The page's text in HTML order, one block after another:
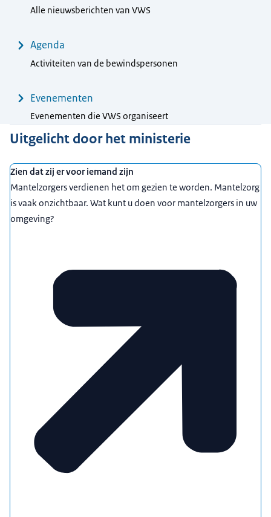
Alle nieuwsberichten van VWS
Agenda
Activiteiten van de bewindspersonen
Evenementen
Evenementen die VWS organiseert
Uitgelicht door het ministerie
Zien dat zij er voor iemand zijn
Mantelzorgers verdienen het om gezien te worden. Mantelzorg
is vaak onzichtbaar. Wat kunt u doen voor mantelzorgers in uw
omgeving?